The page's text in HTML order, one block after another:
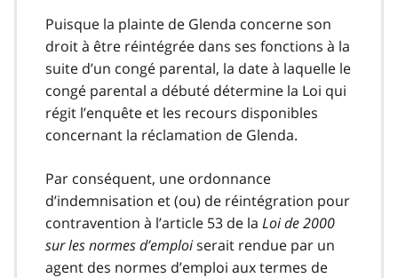
Puisque la plainte de Glenda concerne son
droit à être réintégrée dans ses fonctions à la
suite d’un congé parental, la date à laquelle le
congé parental a débuté détermine la Loi qui
régit l’enquête et les recours disponibles
concernant la réclamation de Glenda.
Par conséquent, une ordonnance
d’indemnisation et (ou) de réintégration pour
contravention à l’article 53 de la Loi de 2000
sur les normes d’emploiserait rendue par un
agent des normes d’emploi aux termes de